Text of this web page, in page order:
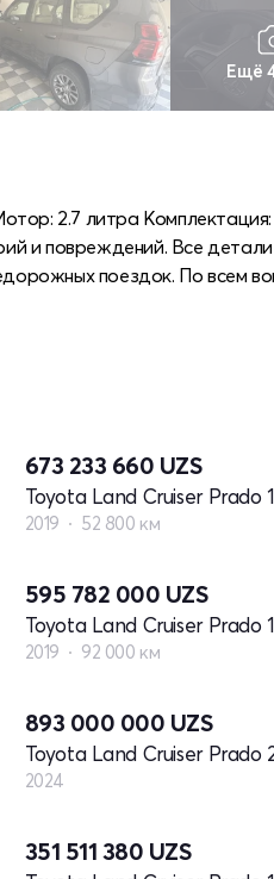
Ещё
2.7 литра
и повреждений. Все детали
поездок. По всем
673 233 660 UZS
2019 52 800 км
595 782 000 UZS
2019 92 000 км
893 000 000 UZS
Toyota Land Cruiser Prado
2024
351 511 380 UZS